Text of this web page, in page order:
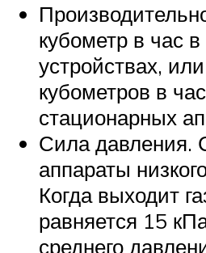
кубометр в час
устройствах,
кубометров в
стационарных
Сила давления.
аппараты
Когда выходит
равняется 15
среднего